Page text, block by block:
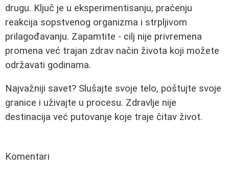
drugu. Ključ je u eksperimentisanju, praćenju
reakcija sopstvenog organizma i strpljivom
prilagođavanju. Zapamtite - cilj nije privremena
promena već trajan zdrav način života koji možete
održavati godinama.
Najvažniji savet? Slušajte svoje telo, poštujte svoje
granice i uživajte u procesu. Zdravlje nije
destinacija već putovanje koje traje čitav život.
Komentari